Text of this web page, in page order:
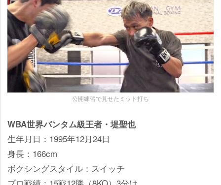
公開練習で見せたミット打ち
WBA世界バンタム級王者・堤聖也
生年月日：1995年12月24日
身長：166cm
ボクシングスタイル：スイッチ